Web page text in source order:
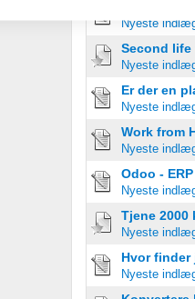
Nyeste
Second life
Nyeste
Er der en
Nyeste
Work from
Nyeste
Odoo -
Nyeste
Tjene
Nyeste
Hvor finder
Nyeste
til at vælge tilpasset
gennem statistikker
forbedre tjenester